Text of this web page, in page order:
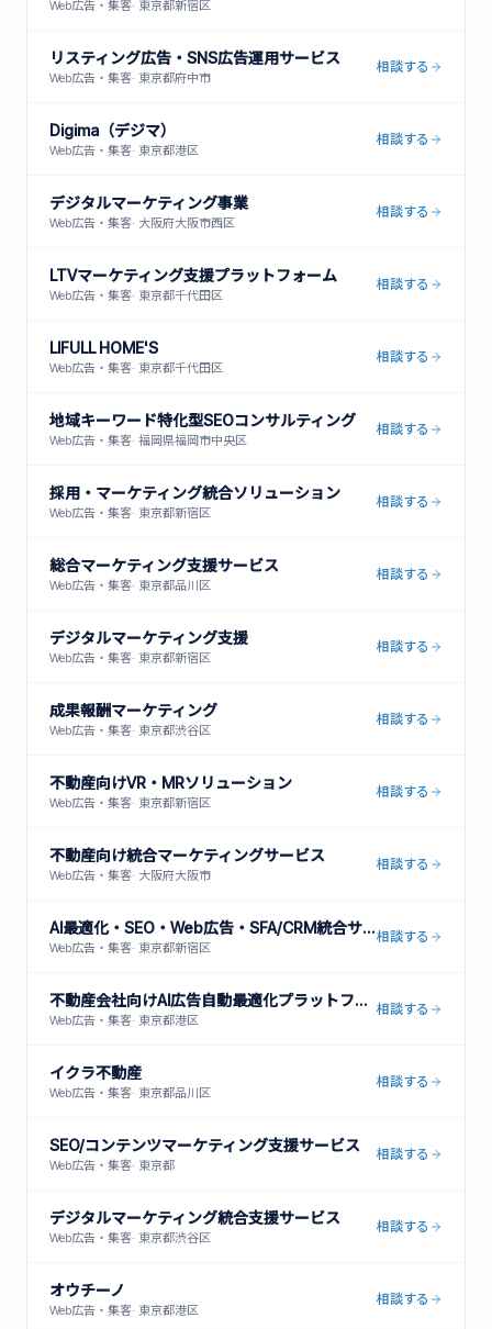
Web広告・集客· 東京都新宿区
リスティング広告・SNS広告運用サービス
Web広告・集客· 東京都府中市
相談する
Digima（デジマ）
Web広告・集客· 東京都港区
相談する
デジタルマーケティング事業
Web広告・集客· 大阪府大阪市西区
相談する
LTVマーケティング支援プラットフォーム
Web広告・集客· 東京都千代田区
相談する
LIFULL HOME'S
Web広告・集客· 東京都千代田区
相談する
地域キーワード特化型SEOコンサルティング
Web広告・集客· 福岡県福岡市中央区
相談する
採用・マーケティング統合ソリューション
Web広告・集客· 東京都新宿区
相談する
総合マーケティング支援サービス
Web広告・集客· 東京都品川区
相談する
デジタルマーケティング支援
Web広告・集客· 東京都新宿区
相談する
成果報酬マーケティング
Web広告・集客· 東京都渋谷区
相談する
不動産向けVR・MRソリューション
Web広告・集客· 東京都新宿区
相談する
不動産向け統合マーケティングサービス
Web広告・集客· 大阪府大阪市
相談する
AI最適化・SEO・Web広告・SFA/CRM統合サービス
Web広告・集客· 東京都新宿区
相談する
不動産会社向けAI広告自動最適化プラットフォーム
Web広告・集客· 東京都港区
相談する
イクラ不動産
Web広告・集客· 東京都品川区
相談する
SEO/コンテンツマーケティング支援サービス
Web広告・集客· 東京都
相談する
デジタルマーケティング統合支援サービス
Web広告・集客· 東京都渋谷区
相談する
オウチーノ
Web広告・集客· 東京都港区
相談する